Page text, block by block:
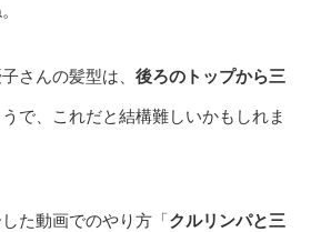
さんの髪型は、 後ろのトップから三
で、これだと結構難しいかもしれま
た動画でのやり方「クルリンパと三